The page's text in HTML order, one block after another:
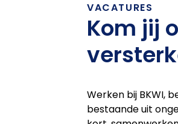
VACATURES
Kom jij
Werken bij BKWI,
bestaande uit